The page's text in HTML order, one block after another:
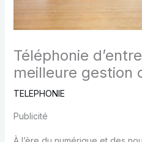
Téléphonie
meilleure gestion
TELEPHONIE
Publicité